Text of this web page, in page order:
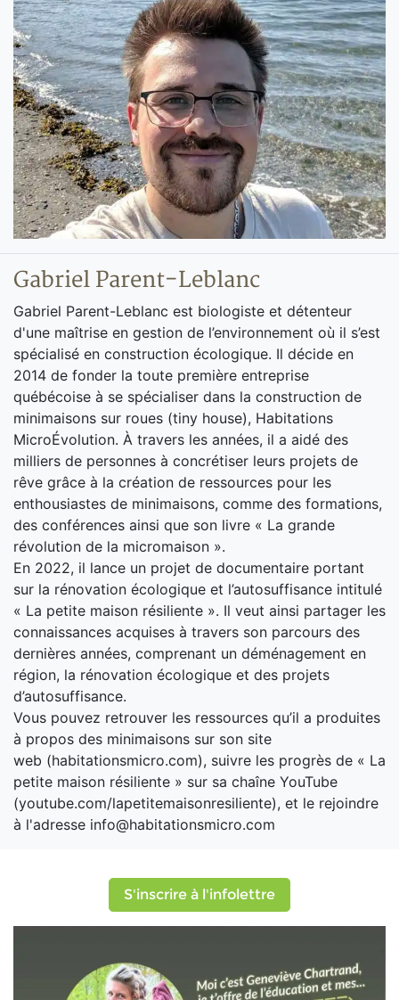
Gabriel Parent-Leblanc
Gabriel Parent-Leblanc est biologiste et détenteur
d'une maîtrise en gestion de l’environnement où il s’est
spécialisé en construction écologique. Il décide en
2014 de fonder la toute première entreprise
québécoise à se spécialiser dans la construction de
minimaisons sur roues (tiny house), Habitations
MicroÉvolution. À travers les années, il a aidé des
milliers de personnes à concrétiser leurs projets de
rêve grâce à la création de ressources pour les
enthousiastes de minimaisons, comme des formations,
des conférences ainsi que son livre « La grande
révolution de la micromaison ».
En 2022, il lance un projet de documentaire portant
sur la rénovation écologique et l’autosuffisance intitulé
« La petite maison résiliente ». Il veut ainsi partager les
connaissances acquises à travers son parcours des
dernières années, comprenant un déménagement en
région, la rénovation écologique et des projets
d’autosuffisance.
Vous pouvez retrouver les ressources qu’il a produites
à propos des minimaisons sur son site
web (habitationsmicro.com), suivre les progrès de « La
petite maison résiliente » sur sa chaîne YouTube
(youtube.com/lapetitemaisonresiliente), et le rejoindre
à l'adresse info@habitationsmicro.com
S'inscrire à l'infolettre